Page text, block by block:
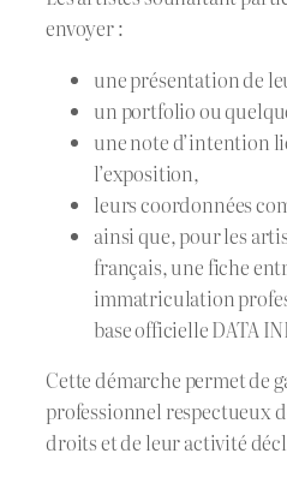
envoyer :
une présentation de
un portfolio ou
une note d’intention
l’exposition,
leurs coordonnées
ainsi que, pour les
français, une fiche
immatriculation
base officielle DATA
Cette démarche permet de
professionnel respectueux
droits et de leur activité